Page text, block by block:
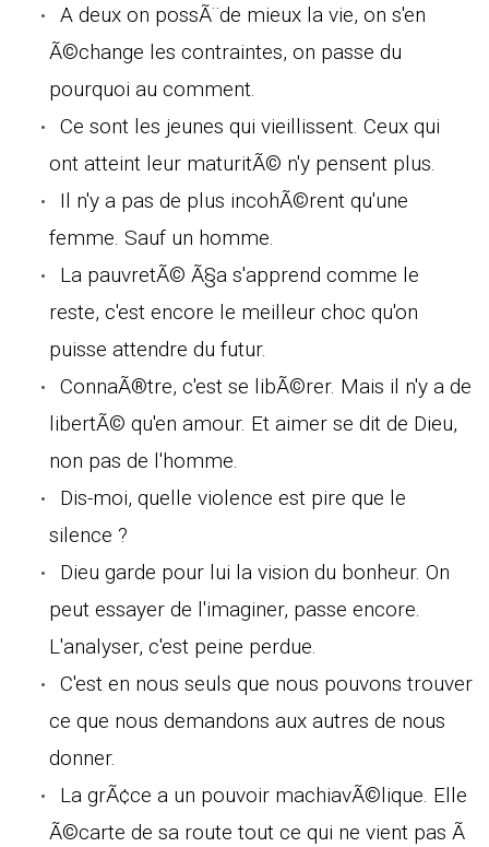
A deux on possÃ¨de mieux la vie, on s'en
Ã©change les contraintes, on passe du
pourquoi au comment.
Ce sont les jeunes qui vieillissent. Ceux qui
ont atteint leur maturitÃ© n'y pensent plus.
Il n'y a pas de plus incohÃ©rent qu'une
femme. Sauf un homme.
La pauvretÃ© Ã§a s'apprend comme le
reste, c'est encore le meilleur choc qu'on
puisse attendre du futur.
ConnaÃ®tre, c'est se libÃ©rer. Mais il n'y a de
libertÃ© qu'en amour. Et aimer se dit de Dieu,
non pas de l'homme.
Dis-moi, quelle violence est pire que le
silence ?
Dieu garde pour lui la vision du bonheur. On
peut essayer de l'imaginer, passe encore.
L'analyser, c'est peine perdue.
C'est en nous seuls que nous pouvons trouver
ce que nous demandons aux autres de nous
donner.
La grÃ¢ce a un pouvoir machiavÃ©lique. Elle
Ã©carte de sa route tout ce qui ne vient pas Ã